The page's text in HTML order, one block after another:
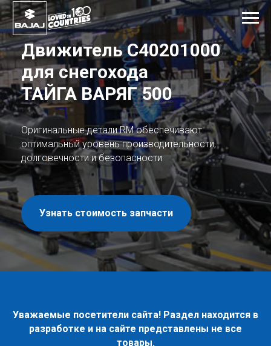
ДвижительС40201000
для снегохода
ТАЙГА ВАРЯГ 500
Оригинальные детали RM обеспечивают
оптимальный уровень производительности,
долговечности и безопасности
Узнать стоимость запчасти
Уважаемые посетители сайта! Раздел находится в
разработке и на сайте представлены не все
товары.